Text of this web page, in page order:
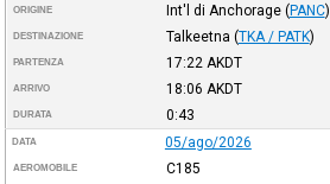
ORIGINE Int'l di Anchorage (PANC)
DESTINAZIONE Talkeetna (TKA / PATK)
PARTENZA 17:22 AKDT
ARRIVO 18:06 AKDT
DURATA 0:43
DATA 05/ago/2026
AEROMOBILE C185